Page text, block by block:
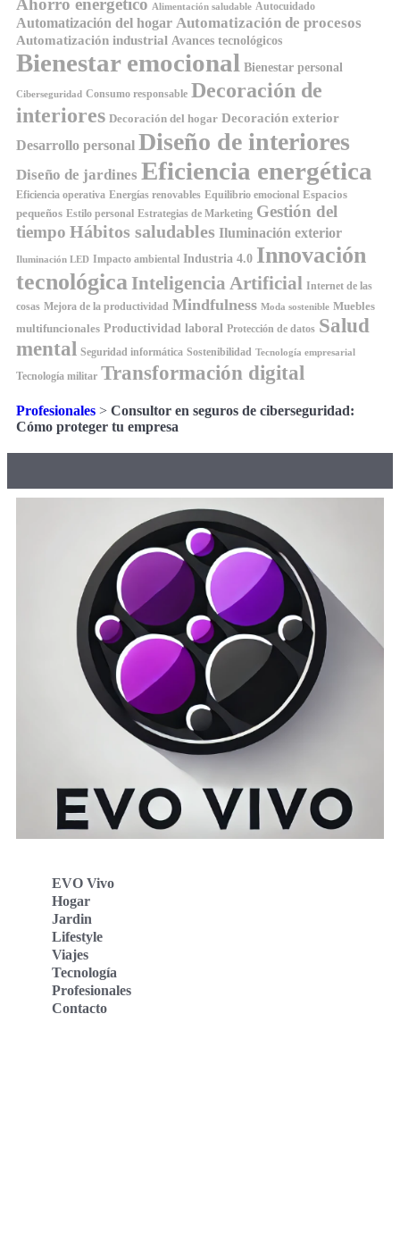
Ahorro energético Alimentación saludable Autocuidado
Automatización del hogar Automatización de procesos
Automatización industrial Avances tecnológicos
Bienestar emocional Bienestar personal
Ciberseguridad Consumo responsable Decoración de
interiores Decoración del hogar Decoración exterior
Desarrollo personal Diseño de interiores
Diseño de jardines Eficiencia energética
Eficiencia operativa Energías renovables Equilibrio emocional Espacios
pequeños Estilo personal Estrategias de Marketing Gestión del
tiempo Hábitos saludables Iluminación exterior
Iluminación LED Impacto ambiental Industria 4.0 Innovación
tecnológica Inteligencia Artificial Internet de las
cosas Mejora de la productividad Mindfulness Moda sostenible Muebles
multifuncionales Productividad laboral Protección de datos Salud
mental Seguridad informática Sostenibilidad Tecnología empresarial
Tecnología militar Transformación digital
Profesionales > Consultor en seguros de ciberseguridad:
Cómo proteger tu empresa
EVO Vivo
Hogar
Jardin
Lifestyle
Viajes
Tecnología
Profesionales
Contacto